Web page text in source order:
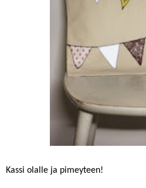
Kassi olalle ja pimeyteen!